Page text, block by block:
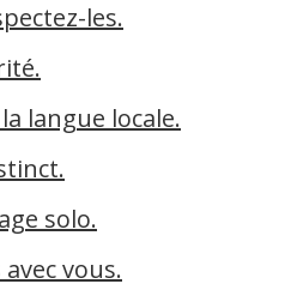
les.
langue locale.
solo.
vous.